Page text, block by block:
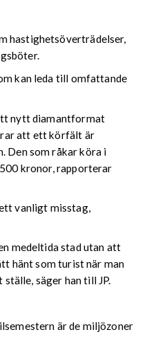
hastighetsöverträdelser,
kan leda till omfattande
nytt diamantformat
att ett körfält är
Den som råkar köra i
kronor, rapporterar
vanligt misstag,
medeltida stad utan att
hänt som turist när man
säger han till JP.
är de miljözoner